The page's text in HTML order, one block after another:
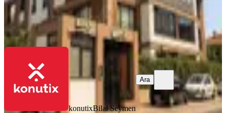
konutix Bilal Seymen
Ara
konutixBilal Seymen
Ara